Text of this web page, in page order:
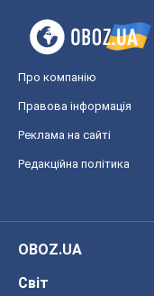
Про компанію
Правова інформація
Реклама на сайті
Редакційна політика
OBOZ.UA
Світ